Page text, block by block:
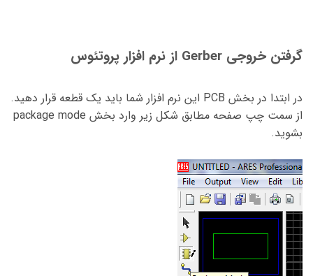
گرفتن خروجی Gerber از نرم افزار پروتئوس
در ابتدا در بخش PCB این نرم افزار شما باید یک قطعه قرار دهید.
از سمت چپ صفحه مطابق شکل زیر وارد بخش package mode
بشوید.